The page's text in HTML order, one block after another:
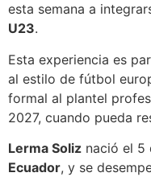
esta semana a
U23.
Esta experiencia es
al estilo de fútbol
formal al plantel
2027, cuando pueda
Lerma Soliz nació el 5
Ecuador, y se